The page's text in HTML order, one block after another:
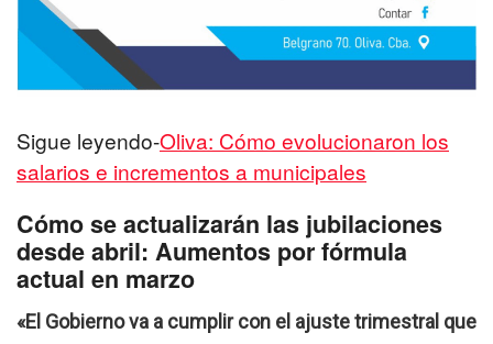
Sigue leyendo-Oliva: Cómo evolucionaron los
salarios e incrementos a municipales
Cómo se actualizarán las jubilaciones
desde abril: Aumentos por fórmula
actual en marzo
«El Gobierno va a cumplir con el ajuste trimestral que